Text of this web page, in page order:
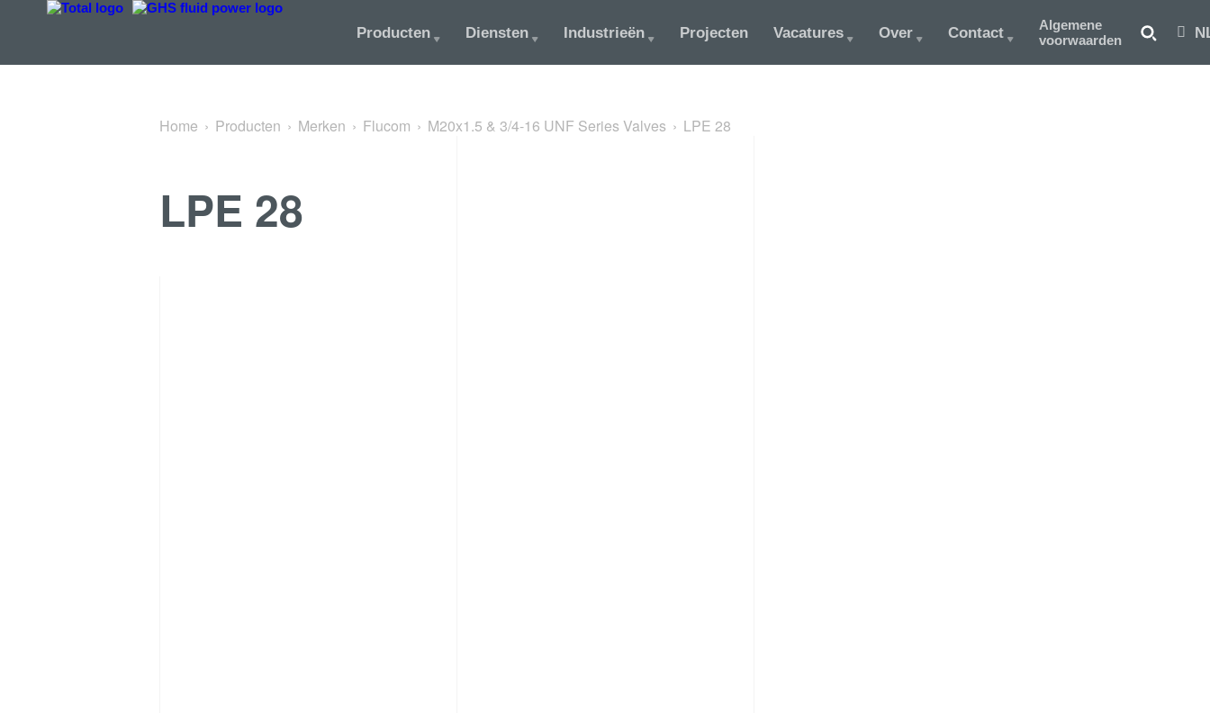
Terug naar M20x1.5 & 3/4-16 UNF Series Valves
Home Producten Merken Flucom M20x1.5 & 3/4-16 UNF Series Valves LPE 28
LPE 28
Producten Diensten Industrieën Projecten Vacatures Over Contact
Algemene
voorwaarden